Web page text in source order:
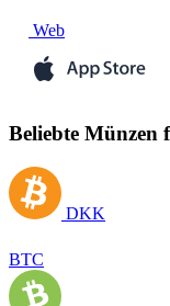
Web
Beliebte
DKK
BTC